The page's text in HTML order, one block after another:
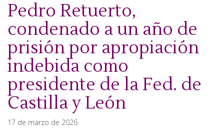
Pedro Retuerto,
condenado a un año de
prisión por apropiación
indebida como
presidente de la Fed. de
Castilla y León
17 de marzo de 2026